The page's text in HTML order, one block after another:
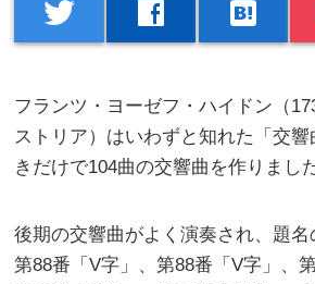
twitter facebook hatenabookmark
フランツ・ヨーゼフ・ハイドン（
ストリア）はいわずと知れた「交
きだけで104曲の交響曲を作りました
後期の交響曲がよく演奏され、題名
第88番「V字」、第88番「V字」、